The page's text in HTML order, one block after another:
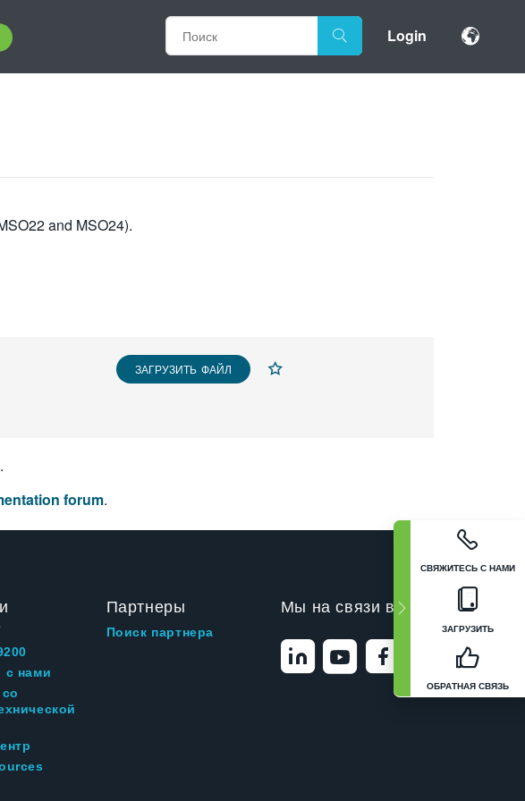
Login
СВЯЖИТЕСЬ С НАМИ
ЗАГРУЗИТЬ
ОБРАТНАЯ СВЯЗЬ
and MSO24).
ЗАГРУЗИТЬ ФАЙЛ
.
forum.
с нами
Партнеры
Поиск партнера
Мы на связи в